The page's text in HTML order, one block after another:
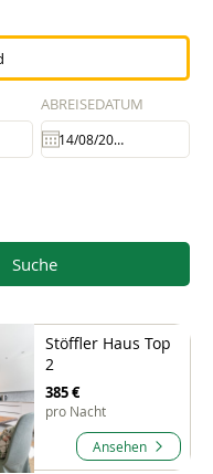
ABREISEDATUM
Suche
Stöffler Haus Top
2
385 €
pro Nacht
Ansehen